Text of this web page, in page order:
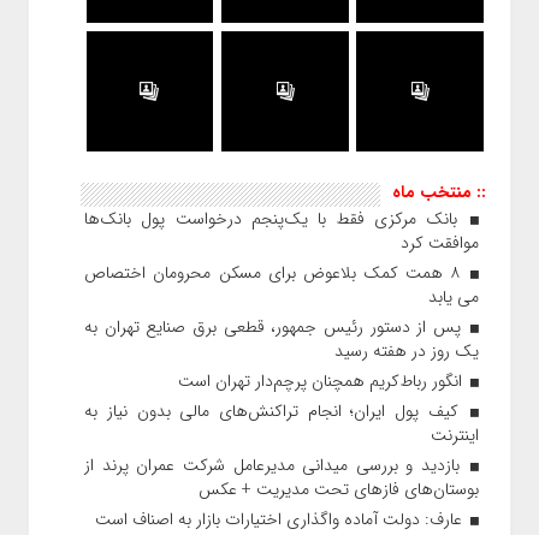
:: منتخب ماه
بانک مرکزی فقط با یک‌‎پنجم درخواست پول بانک‌ها
موافقت کرد
۸ همت کمک بلاعوض برای مسکن محرومان اختصاص
می یابد
پس از دستور رئیس‌ جمهور، قطعی برق صنایع تهران به
یک روز در هفته رسید
انگور رباط‌کریم همچنان پرچم‌دار تهران است
کیف پول ایران؛ انجام تراکنش‌های مالی بدون نیاز به
اینترنت
بازدید و بررسی میدانی مدیرعامل شرکت عمران پرند از
بوستان‌های فازهای تحت مدیریت + عکس
عارف: دولت آماده واگذاری اختیارات بازار به اصناف است